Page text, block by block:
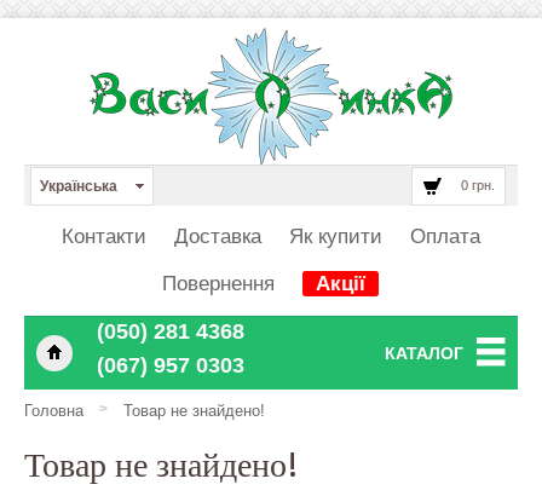
0 грн.
Українська
Контакти Доставка Як купити Оплата
Повернення Акції
‎‎‎‎‎(050) 281 4368
‎‎‎‎‎(067) 957 0303
КАТАЛОГ
Головна > Товар не знайдено!
Товар не знайдено!